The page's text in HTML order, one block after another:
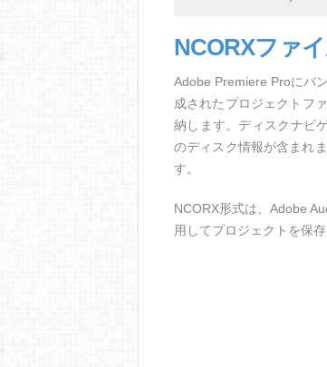
NCORXファ
Adobe Premiere Proにバ
成されたプロジェクトフ
納します。ディスクナビ
のディスク情報が含まれ
す。
NCORX形式は、Adobe
用してプロジェクトを保存